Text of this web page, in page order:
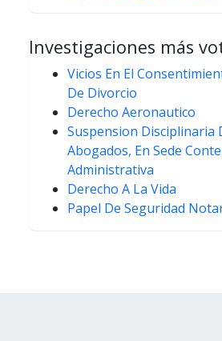
Investigaciones más
Vicios En El
De Divorcio
Derecho Aeronautico
Suspension Disciplinaria
Abogados, En Sede
Administrativa
Derecho A La Vida
Papel De Seguridad